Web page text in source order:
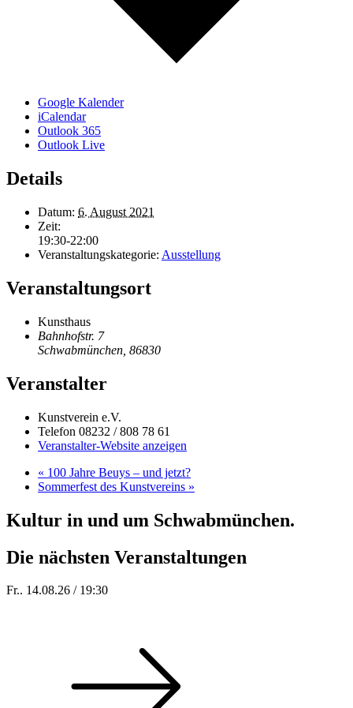
Google Kalender
iCalendar
Outlook 365
Outlook Live
Details
Datum: 6. August 2021
Zeit:
19:30-22:00
Veranstaltungskategorie: Ausstellung
Veranstaltungsort
Kunsthaus
Bahnhofstr. 7
Schwabmünchen 86830
Veranstalter
Kunstverein e.V.
Telefon 08232 / 808 78 61
Veranstalter-Website anzeigen
« 100 Jahre Beuys – und jetzt?
Sommerfest des Kunstvereins »
Kultur in und um Schwabmünchen.
Die nächsten Veranstaltungen
Fr.. 14.08.26 / 19:30